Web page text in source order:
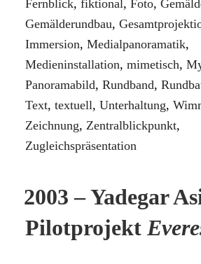
Fernblick, fiktional, Foto,
Gemälderundbau,
Immersion, Medialpanoramatik,
Medieninstallation, mimetisch,
Panoramabild, Rundband,
Text, textuell, Unterhaltung,
Zeichnung, Zentralblickpunkt,
Zugleichspräsentation
2003 – Yadegar
Pilotprojekt